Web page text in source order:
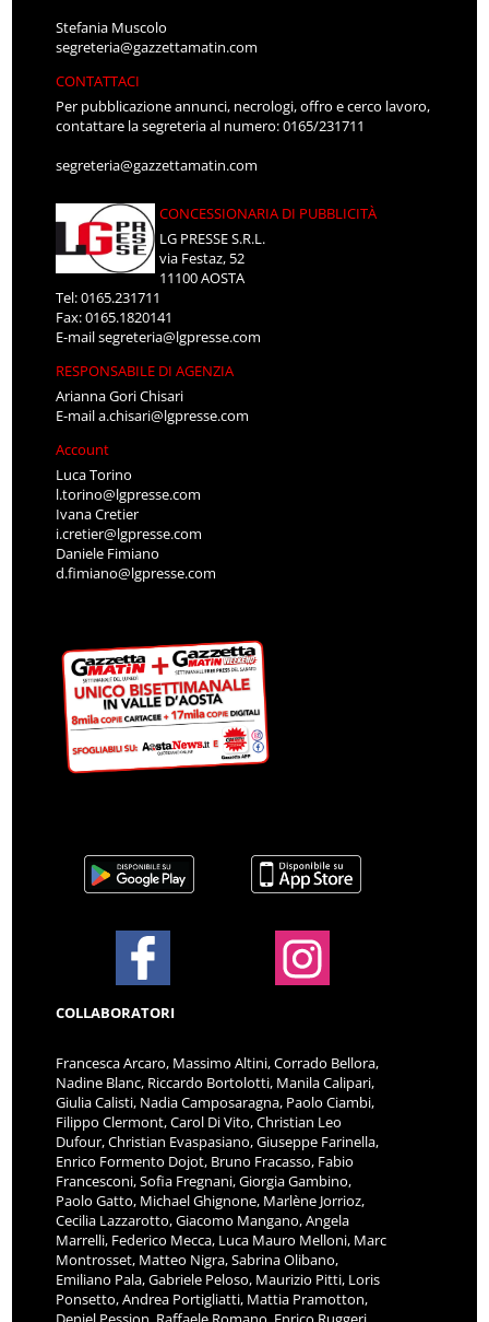
Stefania Muscolo
segreteria@gazzettamatin.com
CONTATTACI
Per pubblicazione annunci, necrologi, offro e cerco lavoro,
contattare la segreteria al numero: 0165/231711
segreteria@gazzettamatin.com
CONCESSIONARIA DI PUBBLICITÀ
LG PRESSE S.R.L.
via Festaz, 52
11100 AOSTA
Tel: 0165.231711
Fax: 0165.1820141
E-mailsegreteria@lgpresse.com
RESPONSABILE DI AGENZIA
Arianna Gori Chisari
E-maila.chisari@lgpresse.com
Account
Luca Torino
l.torino@lgpresse.com
Ivana Cretier
i.cretier@lgpresse.com
Daniele Fimiano
d.fimiano@lgpresse.com
COLLABORATORI
Francesca Arcaro, Massimo Altini, Corrado Bellora,
Nadine Blanc, Riccardo Bortolotti, Manila Calipari,
Giulia Calisti, Nadia Camposaragna, Paolo Ciambi,
Filippo Clermont, Carol Di Vito, Christian Leo
Dufour, Christian Evaspasiano, Giuseppe Farinella,
Enrico Formento Dojot, Bruno Fracasso, Fabio
Francesconi, Sofia Fregnani, Giorgia Gambino,
Paolo Gatto, Michael Ghignone, Marlène Jorrioz,
Cecilia Lazzarotto, Giacomo Mangano, Angela
Marrelli, Federico Mecca, Luca Mauro Melloni, Marc
Montrosset, Matteo Nigra, Sabrina Olibano,
Emiliano Pala, Gabriele Peloso, Maurizio Pitti, Loris
Ponsetto, Andrea Portigliatti, Mattia Pramotton,